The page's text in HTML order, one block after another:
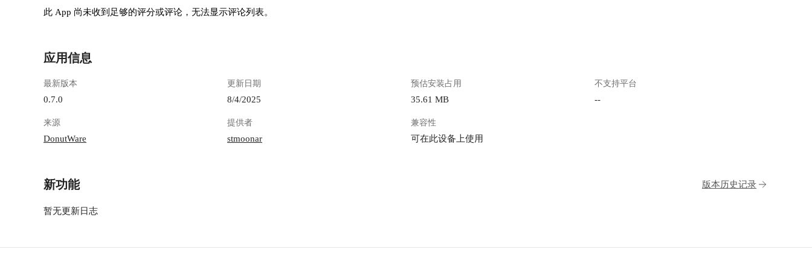
此 App 尚未收到足够的评分或评论，无法显示评论列表。
应用信息
最新版本
0.7.0
更新日期
8/4/2025
预估安装占用
35.61 MB
不支持平台
--
来源
DonutWare
提供者
stmoonar
兼容性
可在此设备上使用
新功能 版本历史记录
暂无更新日志